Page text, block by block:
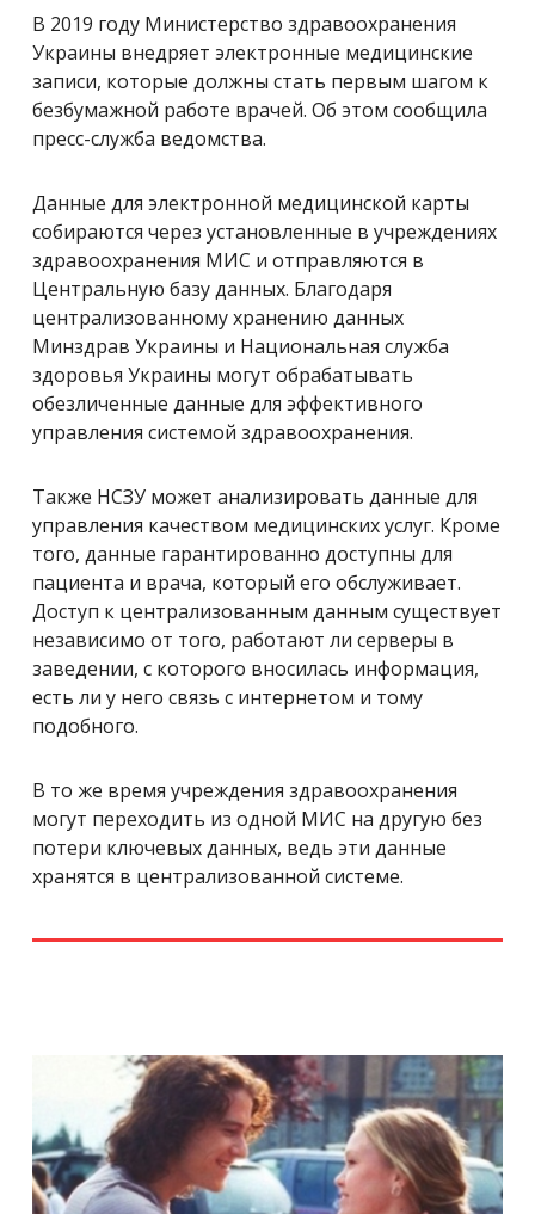
В 2019 году Министерство здравоохранения
Украины внедряет электронные медицинские
записи, которые должны стать первым шагом к
безбумажной работе врачей. Об этом сообщила
пресс-служба ведомства.
Данные для электронной медицинской карты
собираются через установленные в учреждениях
здравоохранения МИС и отправляются в
Центральную базу данных. Благодаря
централизованному хранению данных
Минздрав Украины и Национальная служба
здоровья Украины могут обрабатывать
обезличенные данные для эффективного
управления системой здравоохранения.
Также НСЗУ может анализировать данные для
управления качеством медицинских услуг. Кроме
того, данные гарантированно доступны для
пациента и врача, который его обслуживает.
Доступ к централизованным данным существует
независимо от того, работают ли серверы в
заведении, с которого вносилась информация,
есть ли у него связь с интернетом и тому
подобного.
В то же время учреждения здравоохранения
могут переходить из одной МИС на другую без
потери ключевых данных, ведь эти данные
хранятся в централизованной системе.